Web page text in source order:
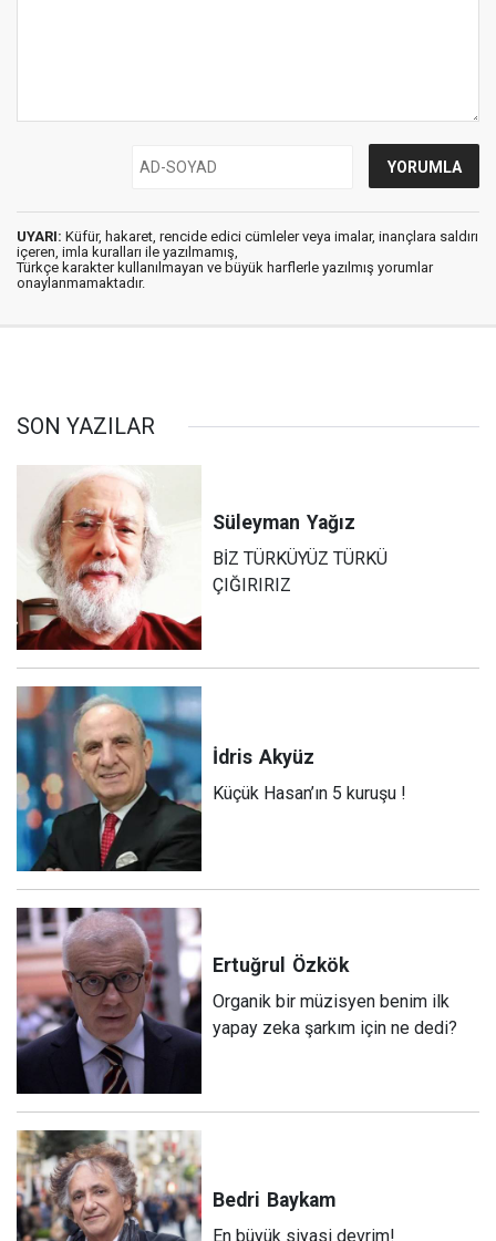
UYARI: Küfür, hakaret, rencide edici cümleler veya imalar, inançlara saldırı
içeren, imla kuralları ile yazılmamış,
Türkçe karakter kullanılmayan ve büyük harflerle yazılmış yorumlar
onaylanmamaktadır.
SON YAZILAR
Süleyman Yağız
BİZ TÜRKÜYÜZ TÜRKÜ
ÇIĞIRIRIZ
İdris Akyüz
Küçük Hasan’ın 5 kuruşu !
Ertuğrul Özkök
Organik bir müzisyen benim ilk
yapay zeka şarkım için ne dedi?
Bedri Baykam
En büyük siyasi devrim!